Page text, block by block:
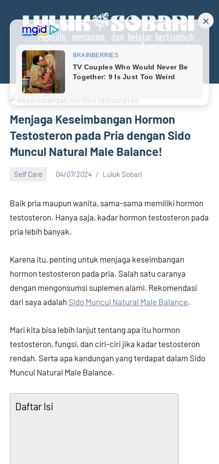
content
Luluk
Sobari
Personal
Blog
Menulis,
menanan,
belajar
bertumbuh
Menjaga Keseimbangan Hormon
Testosteron pada Pria dengan Sido
Muncul Natural Male Balance!
Self Care 04/07/2024 Luluk Sobari
Baik pria maupun wanita, sama-sama memiliki hormon
testosteron. Hanya saja, kadar hormon testosteron pada
pria lebih banyak.
Karena itu, penting untuk menjaga keseimbangan
hormon testosteron pada pria. Salah satu caranya
dengan mengonsumsi suplemen alami. Rekomendasi
dari saya adalah Sido Muncul Natural Male Balance.
Mari kita bisa lebih lanjut tentang apa itu hormon
testosteron, fungsi, dan ciri-ciri jika kadar testosteron
rendah. Serta apa kandungan yang terdapat dalam Sido
Muncul Natural Male Balance.
Daftar Isi